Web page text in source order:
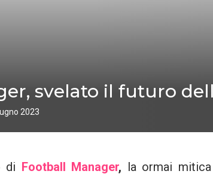
svelato il futuro
2023
di Football Manager, la ormai